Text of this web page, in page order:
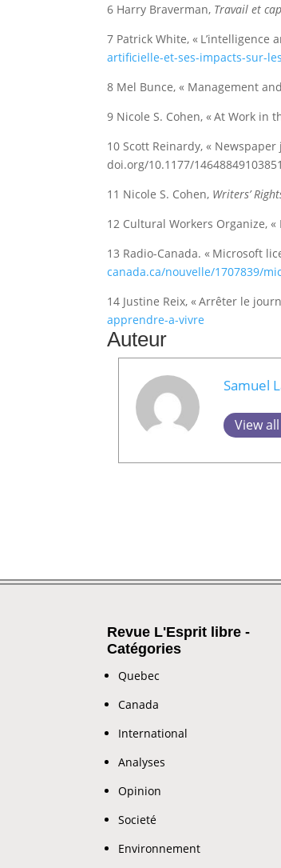
6 Harry Braverman, Travail et
7 Patrick White, «
artificielle-et-ses-impacts-sur-
8 Mel Bunce, « Management
9 Nicole S. Cohen, « At Work in
10 Scott Reinardy, «
doi.org/10.1177/
11 Nicole S. Cohen, Writers’
12 Cultural Workers Organize,
13 Radio-Canada. « Microsoft
canada.ca/nouvelle/1707839/
14 Justine Reix, « Arrêter le
apprendre-a-vivre
Auteur
Samuel
View
Revue L'Esprit libre -
Catégories
Quebec
Canada
International
Analyses
Opinion
Societé
Environnement